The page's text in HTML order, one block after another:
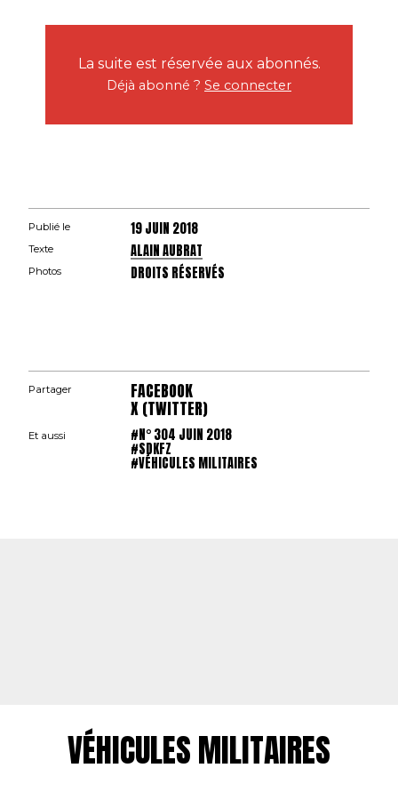
La suite est réservée aux abonnés.
Déjà abonné ? Se connecter
Publié le 19 JUIN 2018
Texte ALAIN AUBRAT
Photos DROITS RÉSERVÉS
Partager FACEBOOK
X (TWITTER)
Et aussi #N° 304 JUIN 2018
#SDKFZ
#VÉHICULES MILITAIRES
VÉHICULES MILITAIRES